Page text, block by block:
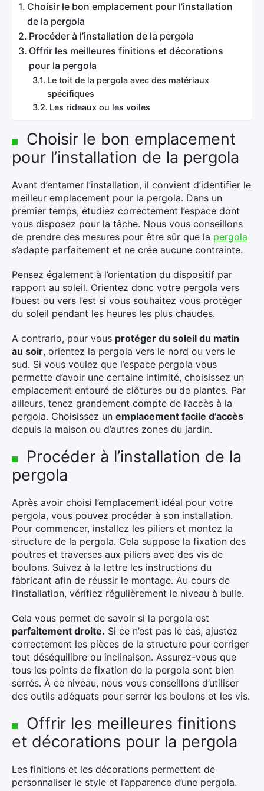
Choisir le bon emplacement pour l’installation
de la pergola
Procéder à l’installation de la pergola
Offrir les meilleures finitions et décorations
pour la pergola
Le toit de la pergola avec des matériaux
spécifiques
Les rideaux ou les voiles
Choisir le bon emplacement
pour l’installation de la pergola
Avant d’entamer l’installation, il convient d’identifier le
meilleur emplacement pour la pergola. Dans un
premier temps, étudiez correctement l’espace dont
vous disposez pour la tâche. Nous vous conseillons
de prendre des mesures pour être sûr que la pergola
s’adapte parfaitement et ne crée aucune contrainte.
Pensez également à l’orientation du dispositif par
rapport au soleil. Orientez donc votre pergola vers
l’ouest ou vers l’est si vous souhaitez vous protéger
du soleil pendant les heures les plus chaudes.
A contrario, pour vous protéger du soleil du matin
au soir, orientez la pergola vers le nord ou vers le
sud. Si vous voulez que l’espace pergola vous
permette d’avoir une certaine intimité, choisissez un
emplacement entouré de clôtures ou de plantes. Par
ailleurs, tenez grandement compte de l’accès à la
pergola. Choisissez un emplacement facile d’accès
depuis la maison ou d’autres zones du jardin.
Procéder à l’installation de la
pergola
Après avoir choisi l’emplacement idéal pour votre
pergola, vous pouvez procéder à son installation.
Pour commencer, installez les piliers et montez la
structure de la pergola. Cela suppose la fixation des
poutres et traverses aux piliers avec des vis de
boulons. Suivez à la lettre les instructions du
fabricant afin de réussir le montage. Au cours de
l’installation, vérifiez régulièrement le niveau à bulle.
Cela vous permet de savoir si la pergola est
parfaitement droite. Si ce n’est pas le cas, ajustez
correctement les pièces de la structure pour corriger
tout déséquilibre ou inclinaison. Assurez-vous que
tous les points de fixation de la pergola sont bien
serrés. À ce niveau, nous vous conseillons d’utiliser
des outils adéquats pour serrer les boulons et les vis.
Offrir les meilleures finitions
et décorations pour la pergola
Les finitions et les décorations permettent de
personnaliser le style et l’apparence d’une pergola.